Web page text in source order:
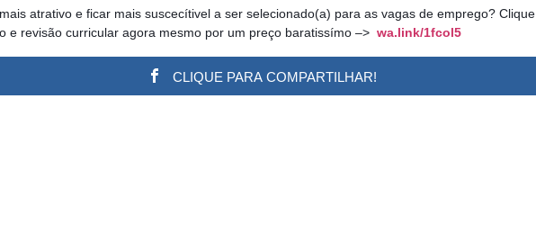
atrativo e ficar mais suscecítivel a ser selecionado(a) para as vagas de emprego? Clique
e revisão curricular agora mesmo por um preço baratissímo –> wa.link/1fcol5
CLIQUE PARA COMPARTILHAR!